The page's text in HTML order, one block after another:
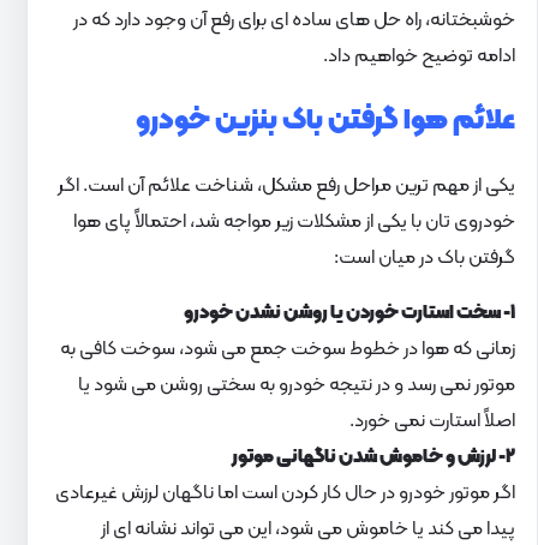
خوشبختانه، راه حل های ساده ای برای رفع آن وجود دارد که در
ادامه توضیح خواهیم داد.
علائم هوا گرفتن باک بنزین خودرو
یکی از مهم ترین مراحل رفع مشکل، شناخت علائم آن است. اگر
خودروی تان با یکی از مشکلات زیر مواجه شد، احتمالاً پای هوا
گرفتن باک در میان است:
۱- سخت استارت خوردن یا روشن نشدن خودرو
زمانی که هوا در خطوط سوخت جمع می شود، سوخت کافی به
موتور نمی رسد و در نتیجه خودرو به سختی روشن می شود یا
اصلاً استارت نمی خورد.
۲- لرزش و خاموش شدن ناگهانی موتور
اگر موتور خودرو در حال کار کردن است اما ناگهان لرزش غیرعادی
پیدا می کند یا خاموش می شود، این می تواند نشانه ای از